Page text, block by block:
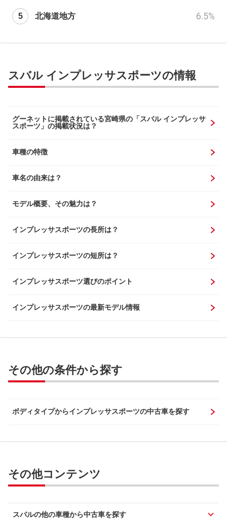
北海道地方 6.5%
スバル インプレッサスポーツの情報
グーネットに掲載されている宮崎県の「スバル インプレッサ
スポーツ」の掲載状況は？
車種の特徴
車名の由来は？
モデル概要、その魅力は？
インプレッサスポーツの長所は？
インプレッサスポーツの短所は？
インプレッサスポーツ選びのポイント
インプレッサスポーツの最新モデル情報
その他の条件から探す
ボディタイプからインプレッサスポーツの中古車を探す
その他コンテンツ
スバルの他の車種から中古車を探す